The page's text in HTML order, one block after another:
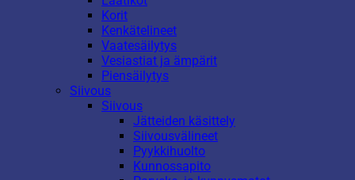
Korit
Kenkätelineet
Vaatesäilytys
Vesiastiat ja ämpärit
Piensäilytys
Siivous
Siivous
Jätteiden käsittely
Siivousvälineet
Pyykkihuolto
Kunnossapito